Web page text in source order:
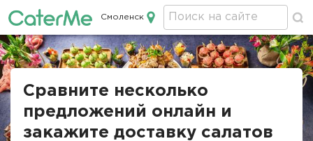
Кейтеринг в Смоленске
Смоленск
Строка
Сравните несколько
предложений онлайн и
закажите доставку салатов